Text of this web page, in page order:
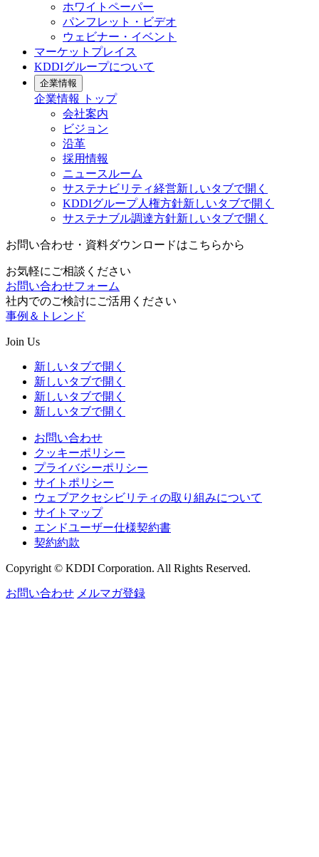
ホワイトペーパー
パンフレット・ビデオ
ウェビナー・イベント
マーケットプレイス
KDDIグループについて
企業情報
企業情報
トップ
会社案内
ビジョン
沿革
採用情報
ニュースルーム
サステナビリティ経営新しいタブで開く
KDDIグループ人権方針新しいタブで開く
サステナブル調達方針新しいタブで開く
お問い合わせ・資料ダウンロードはこちらから
お気軽にご相談ください
お問い合わせフォーム
社内でのご検討にご活用ください
事例＆トレンド
Join Us
新しいタブで開く
新しいタブで開く
新しいタブで開く
新しいタブで開く
お問い合わせ
クッキーポリシー
プライバシーポリシー
サイトポリシー
ウェブアクセシビリティの取り組みについて
サイトマップ
エンドユーザー仕様契約書
契約約款
Copyright © KDDI Corporation. All Rights Reserved.
お問い合わせ メルマガ登録